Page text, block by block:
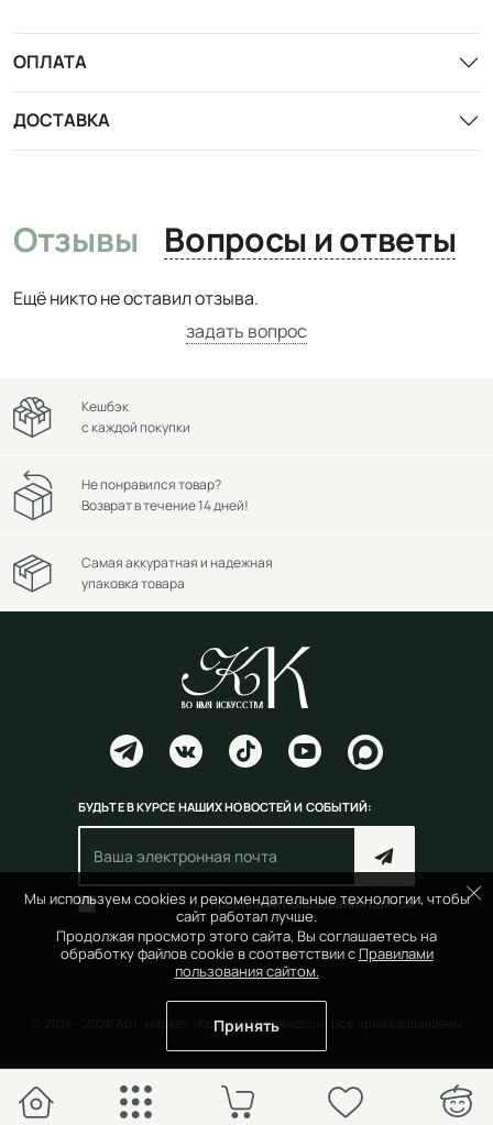
ОПЛАТА
ДОСТАВКА
Отзывы Вопросы и ответы
Ещё никто не оставил отзыва.
задать вопрос
Мы используем cookies и рекомендательные технологии, чтобы
сайт работал лучше.
Продолжая просмотр этого сайта, Вы соглашаетесь на
обработку файлов cookie в соответствии с Правилами
пользования сайтом.
Принять
Кешбэк
с каждой покупки
Не понравился товар?
Возврат в течение 14 дней!
Самая аккуратная и надежная
упаковка товара
БУДЬТЕ В КУРСЕ НАШИХ НОВОСТЕЙ И СОБЫТИЙ:
Согласен(на) справилами пользования сайтом
© 2014 - 2026 Арт-маркет «Красный Карандаш». Все права защищены